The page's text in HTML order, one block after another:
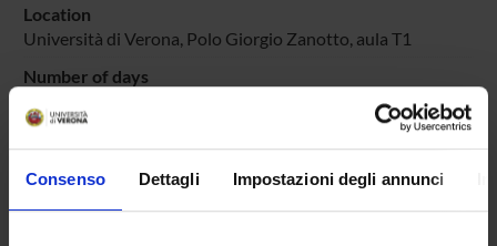
Consenso Dettagli Impostazioni degli annunci
Location
Università di Verona, Polo Giorgio Zanotto, aula T1
Number of days
delle discipline di area umanistica, sia rispetto a quanto è
già previsto a livello di percorsi di laurea e laurea